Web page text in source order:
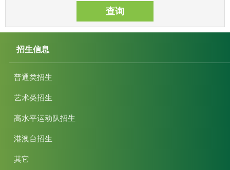
查询
招生信息
普通类招生
艺术类招生
高水平运动队招生
港澳台招生
其它